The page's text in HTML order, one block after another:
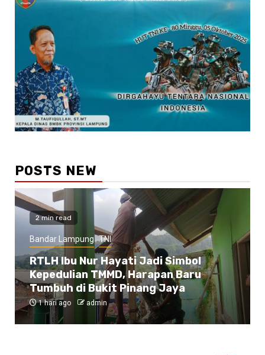
POSTS NEW
2 min read
Bandar Lampung TNI
RTLH Ibu Nur Hayati Jadi Simbol
Kepedulian TMMD, Harapan Baru
Tumbuh di Bukit Pinang Jaya
1 hari ago admin